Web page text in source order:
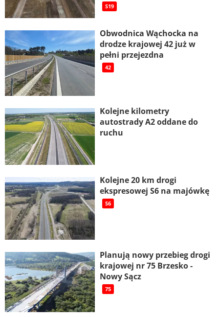
S19
Obwodnica Wąchocka na
drodze krajowej 42 już w
pełni przejezdna
42
Kolejne kilometry
autostrady A2 oddane do
ruchu
Kolejne 20 km drogi
ekspresowej S6 na majówkę
S6
Planują nowy przebieg drogi
krajowej nr 75 Brzesko -
Nowy Sącz
75